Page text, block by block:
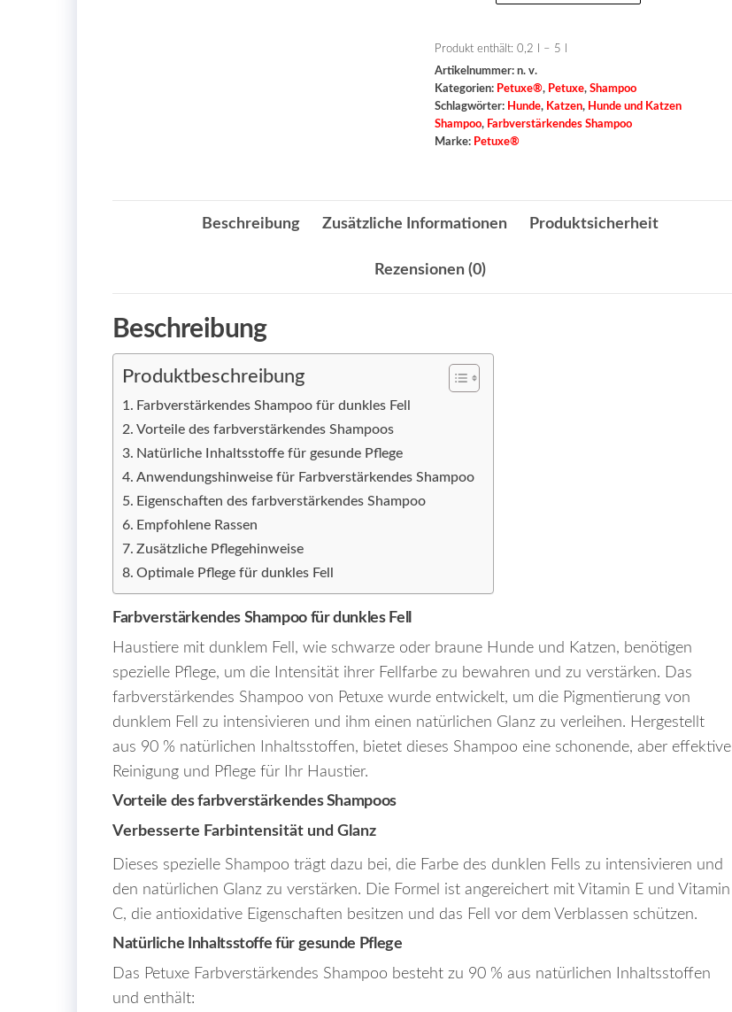
für
Hunde
und
Katzen
Menge
Produkt enthält: 0,2 – 5
Artikelnummer: n. v.
Kategorien: Petuxe®, Petuxe, Shampoo
Schlagwörter: Hunde, Katzen, Hunde und Katzen
Shampoo, Farbverstärkendes Shampoo
Marke: Petuxe®
Beschreibung Zusätzliche Informationen Produktsicherheit
Rezensionen (0)
Beschreibung
Produktbeschreibung
Farbverstärkendes Shampoo für dunkles Fell
Vorteile des farbverstärkendes Shampoos
Natürliche Inhaltsstoffe für gesunde Pflege
Anwendungshinweise für Farbverstärkendes Shampoo
Eigenschaften des farbverstärkendes Shampoo
Empfohlene Rassen
Zusätzliche Pflegehinweise
Optimale Pflege für dunkles Fell
Farbverstärkendes Shampoo für dunkles Fell
Haustiere mit dunklem Fell, wie schwarze oder braune Hunde und Katzen, benötigen
spezielle Pflege, um die Intensität ihrer Fellfarbe zu bewahren und zu verstärken. Das
farbverstärkendes Shampoo von Petuxe wurde entwickelt, um die Pigmentierung von
dunklem Fell zu intensivieren und ihm einen natürlichen Glanz zu verleihen. Hergestellt
aus 90 % natürlichen Inhaltsstoffen, bietet dieses Shampoo eine schonende, aber effektive
Reinigung und Pflege für Ihr Haustier.
Vorteile des farbverstärkendes Shampoos
Verbesserte Farbintensität und Glanz
Dieses spezielle Shampoo trägt dazu bei, die Farbe des dunklen Fells zu intensivieren und
den natürlichen Glanz zu verstärken. Die Formel ist angereichert mit Vitamin E und Vitamin
C, die antioxidative Eigenschaften besitzen und das Fell vor dem Verblassen schützen.
Natürliche Inhaltsstoffe für gesunde Pflege
Das Petuxe Farbverstärkendes Shampoo besteht zu 90 % aus natürlichen Inhaltsstoffen
und enthält: